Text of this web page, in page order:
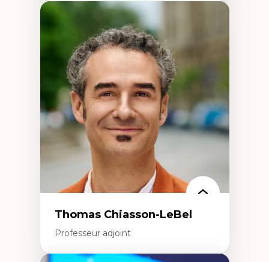
Économie circulaire
Modèles d’affaires durables
Histoire des faits économiques
Gestion durable des ressources naturelles
Écologie industrielle
Aménagement durable du territoire
Développement régional
Coopératives
Télétravail en milieu rural francophone
Transition socio-écologique
Thomas Chiasson-LeBel
Professeur adjoint